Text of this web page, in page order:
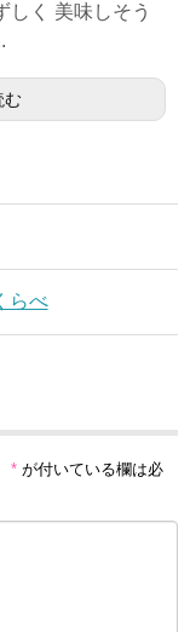
しく 美味しそう
む
らべ
* が付いている欄は必